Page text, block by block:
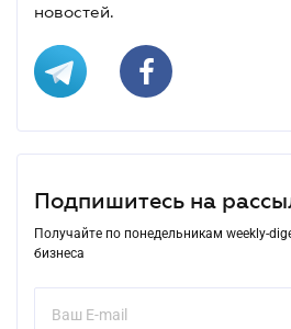
новостей.
Подпишитесь на
Получайте по понедельникам weekly-
бизнеса